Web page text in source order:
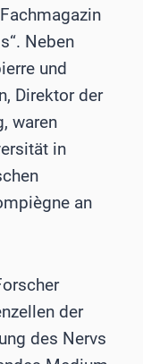
Neben
und
Direktor der
waren
in
an
der
des Nervs